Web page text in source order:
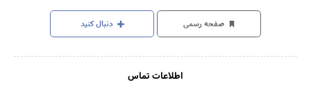
صفحه رسمی دنبال کنید
اطلاعات تماس